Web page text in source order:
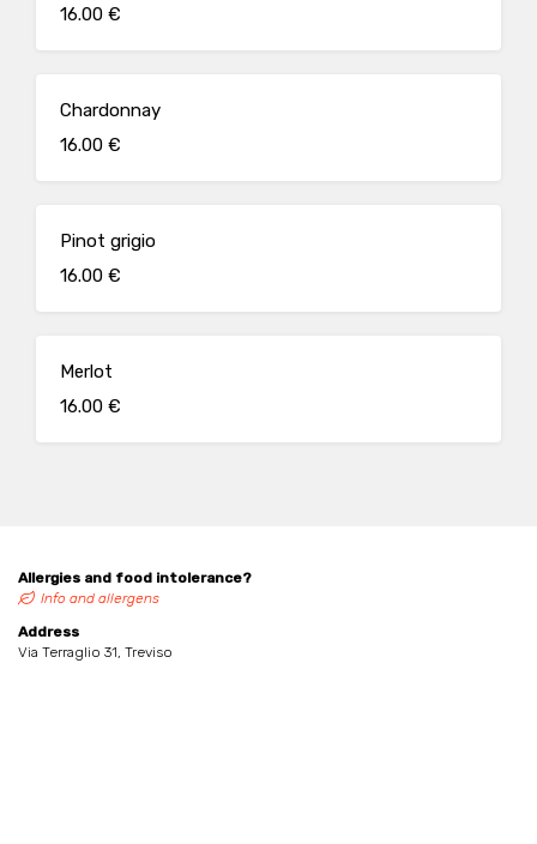
16.00 €
Chardonnay
16.00 €
Pinot grigio
16.00 €
Merlot
16.00 €
Allergies and food intolerance?
Info and allergens
Address
Via Terraglio 31, Treviso